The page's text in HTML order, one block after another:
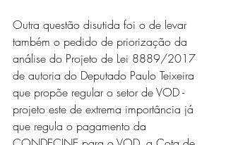
Outra questão disutida foi o de levar
também o pedido de priorização da
análise do Projeto de Lei 8889/2017
de autoria do Deputado Paulo Teixeira
que propõe regular o setor de VOD -
projeto este de extrema importância já
que regula o pagamento da